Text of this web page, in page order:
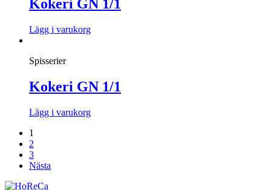
Kokeri GN 1/1
Lägg i varukorg
Spisserier
Kokeri GN 1/1
Lägg i varukorg
1
2
3
Nästa